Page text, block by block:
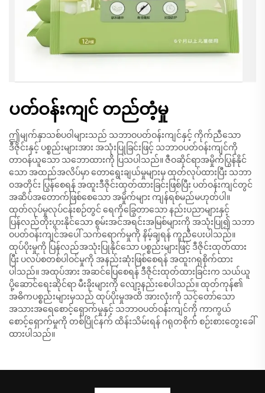
ပတ်ဝန်းကျင် တည်တံ့မှု
ဤမျက်နှာသစ်ပဝါများသည် သဘာဝပတ်ဝန်းကျင်နှင့် ကိုက်ညီသော
ဒီဇိုင်းနှင့် ပစ္စည်းများအား အသုံးပြုခြင်းဖြင့် သဘာဝပတ်ဝန်းကျင်ကို
တာဝန်ယူသော သဘောထားကို ပြသပါသည်။ ဇီဝဆိုင်ရာအမှိုက်ပြွန်နိုင်
သော အထည်အလိပ်မှာ တောရွေးချယ်မှုများမှ ထုတ်လုပ်ထားပြီး သဘာ
ဝအတိုင်း ပြွန်စေရန် အထူးဒီဇိုင်းထုတ်ထားခြင်းဖြစ်ပြီး ပတ်ဝန်းကျင်တွင်
အဆိပ်အတောက်ဖြစ်စေသော အမှိုက်များ ကျန်ရစ်မည်မဟုတ်ပါ။
ထုတ်လုပ်မှုလုပ်ငန်းစဉ်တွင် ရေကိုခြွေတာသော နည်းပညာများနှင့်
ပြန်လည်တိုးပွားနိုင်သော စွမ်းအင်အရင်းအမြစ်များကို အသုံးပြု၍ သဘာ
ဝပတ်ဝန်းကျင်အပေါ် သက်ရောက်မှုကို နိမ့်ချရန် ကူညီပေးပါသည်။
ထုပ်ပိုးမှုကို ပြန်လည်အသုံးပြုနိုင်သော ပစ္စည်းများဖြင့် ဒီဇိုင်းထုတ်ထား
ပြီး ပလပ်စတစ်ပါဝင်မှုကို အနည်းဆုံးဖြစ်စေရန် အထူးဂရုစိုက်ထား
ပါသည်။ အထုပ်အား အဆင်ပြေစေရန် ဒီဇိုင်းထုတ်ထားခြင်းက သယ်ယူ
ပို့ဆောင်ရေးဆိုင်ရာ မီးခိုးများကို လျော့နည်းစေပါသည်။ ထုတ်ကုန်၏
အဓိကပစ္စည်းများမှသည် ထုပ်ပိုးမှုအထိ အားလုံးကို သင့်တော်သော
အသားအရေစောင့်ရှောက်မှုနှင့် သဘာဝပတ်ဝန်းကျင်ကို ကာကွယ်
စောင့်ရှောက်မှုကို တစ်ပြိုင်နက် ထိန်းသိမ်းရန် ဂရုတစိုက် စဉ်းစားတွေးခေါ်
ထားပါသည်။